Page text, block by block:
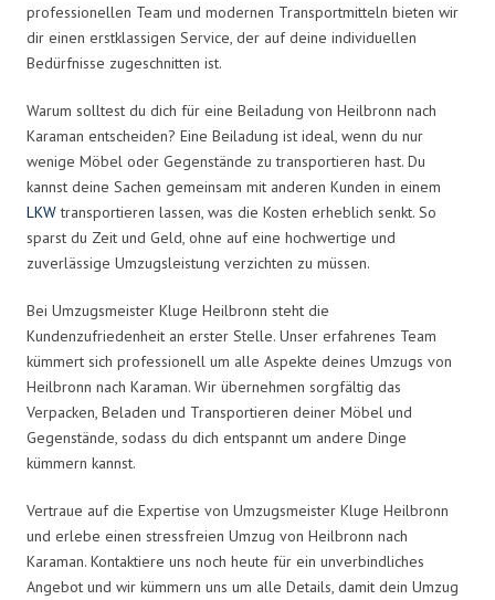
professionellen Team und modernen Transportmitteln bieten wir
dir einen erstklassigen Service, der auf deine individuellen
Bedürfnisse zugeschnitten ist.
Warum solltest du dich für eine Beiladung von Heilbronn nach
Karaman entscheiden? Eine Beiladung ist ideal, wenn du nur
wenige Möbel oder Gegenstände zu transportieren hast. Du
kannst deine Sachen gemeinsam mit anderen Kunden in einem
LKWtransportieren lassen, was die Kosten erheblich senkt. So
sparst du Zeit und Geld, ohne auf eine hochwertige und
zuverlässige Umzugsleistung verzichten zu müssen.
Bei Umzugsmeister Kluge Heilbronn steht die
Kundenzufriedenheit an erster Stelle. Unser erfahrenes Team
kümmert sich professionell um alle Aspekte deines Umzugs von
Heilbronn nach Karaman. Wir übernehmen sorgfältig das
Verpacken, Beladen und Transportieren deiner Möbel und
Gegenstände, sodass du dich entspannt um andere Dinge
kümmern kannst.
Vertraue auf die Expertise von Umzugsmeister Kluge Heilbronn
und erlebe einen stressfreien Umzug von Heilbronn nach
Karaman. Kontaktiere uns noch heute für ein unverbindliches
Angebot und wir kümmern uns um alle Details, damit dein Umzug